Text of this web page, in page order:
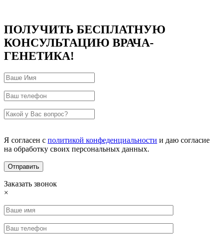
ПОЛУЧИТЬ БЕСПЛАТНУЮ
КОНСУЛЬТАЦИЮ ВРАЧА-
ГЕНЕТИКА!
Я согласен с политикой конфеденциальности и даю согласие
на обработку своих персональных данных.
Заказать звонок
×